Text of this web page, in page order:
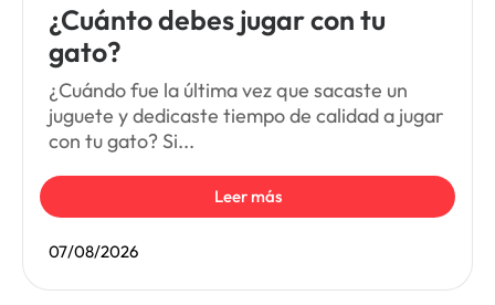
¿Cuánto debes jugar con tu
gato?
¿Cuándo fue la última vez que sacaste un
juguete y dedicaste tiempo de calidad a jugar
con tu gato? Si...
Leer más
07/08/2026